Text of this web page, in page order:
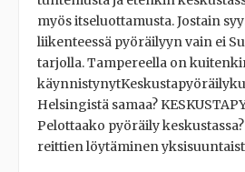
myös itseluottamusta. Jostain
liikenteessä pyöräilyyn vain ei
tarjolla. Tampereella on
Helsingistä samaa?
Pelottaako pyöräily
reittien löytäminen